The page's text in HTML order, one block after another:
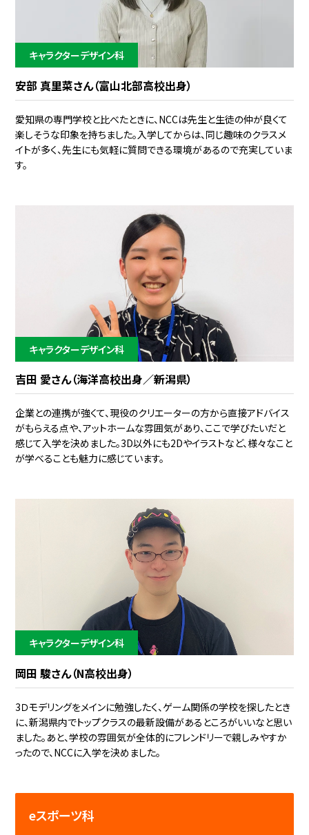
キャラクターデザイン科
安部 真里菜さん（富山北部高校出身）
愛知県の専門学校と比べたときに、NCCは先生と生徒の仲が良くて
楽しそうな印象を持ちました。入学してからは、同じ趣味のクラスメ
イトが多く、先生にも気軽に質問できる環境があるので充実していま
す。
キャラクターデザイン科
吉田 愛さん（海洋高校出身／新潟県）
企業との連携が強くて、現役のクリエーターの方から直接アドバイス
がもらえる点や、アットホームな雰囲気があり、ここで学びたいだと
感じて入学を決めました。3D以外にも2Dやイラストなど、様々なこと
が学べることも魅力に感じています。
キャラクターデザイン科
岡田 駿さん（N高校出身）
3Ｄモデリングをメインに勉強したく、ゲーム関係の学校を探したとき
に、新潟県内でトップクラスの最新設備があるところがいいなと思い
ました。あと、学校の雰囲気が全体的にフレンドリーで親しみやすか
ったので、NCCに入学を決めました。
eスポーツ科